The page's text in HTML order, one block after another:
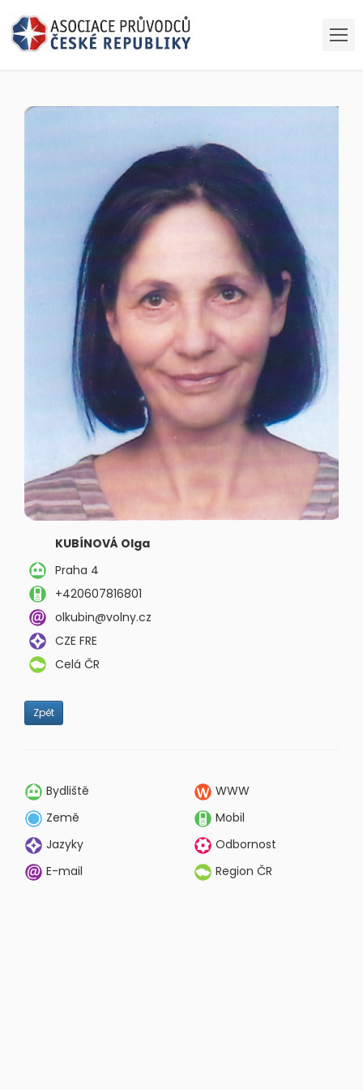
KUBÍNOVÁ Olga
Praha 4
+420607816801
olkubin@volny.cz
CZE FRE
Celá ČR
Zpět
Bydliště
WWW
Země
Mobil
Jazyky
Odbornost
E-mail
Region ČR